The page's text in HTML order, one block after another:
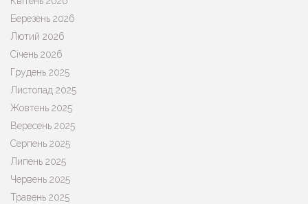
Березень 2026
Лютий 2026
Січень 2026
Грудень 2025
Листопад 2025
Жовтень 2025
Вересень 2025
Серпень 2025
Липень 2025
Червень 2025
Травень 2025